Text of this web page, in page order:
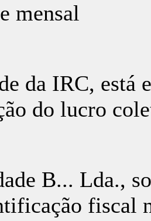
mensal
da IRC, está
do lucro
B... Lda.,
fiscal